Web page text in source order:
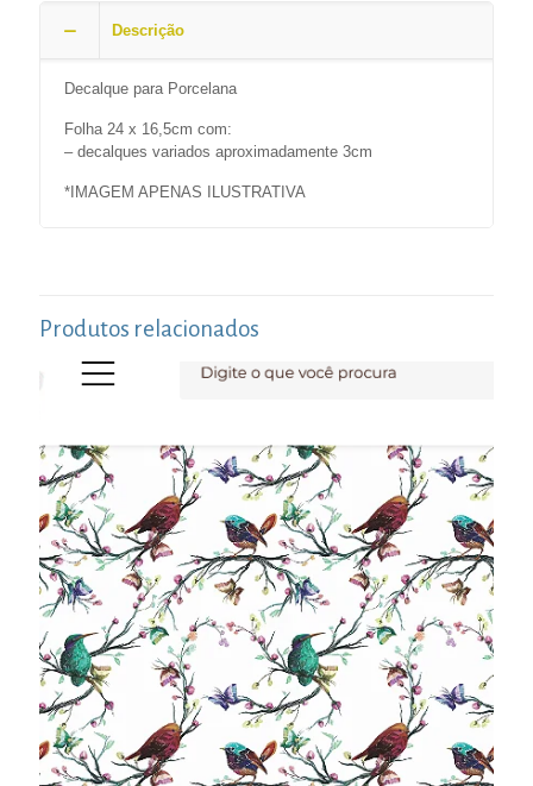
Descrição
Decalque para Porcelana
Folha 24 x 16,5cm com:
– decalques variados aproximadamente 3cm
*IMAGEM APENAS ILUSTRATIVA
Produtos relacionados